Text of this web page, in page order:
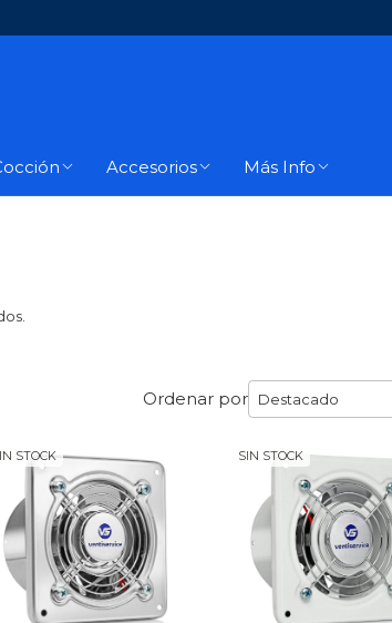
Accesorios Más Info
Ordenar por
STOCK SIN STOCK